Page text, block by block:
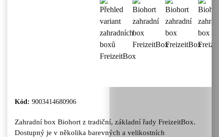
Kód: 9003414680906
Zahradní box Biohort z tradiční, základní řady FreizeitBox.
Dostupný je v několika barevných a velikostních